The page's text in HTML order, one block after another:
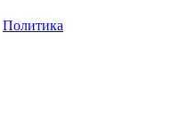
Политика